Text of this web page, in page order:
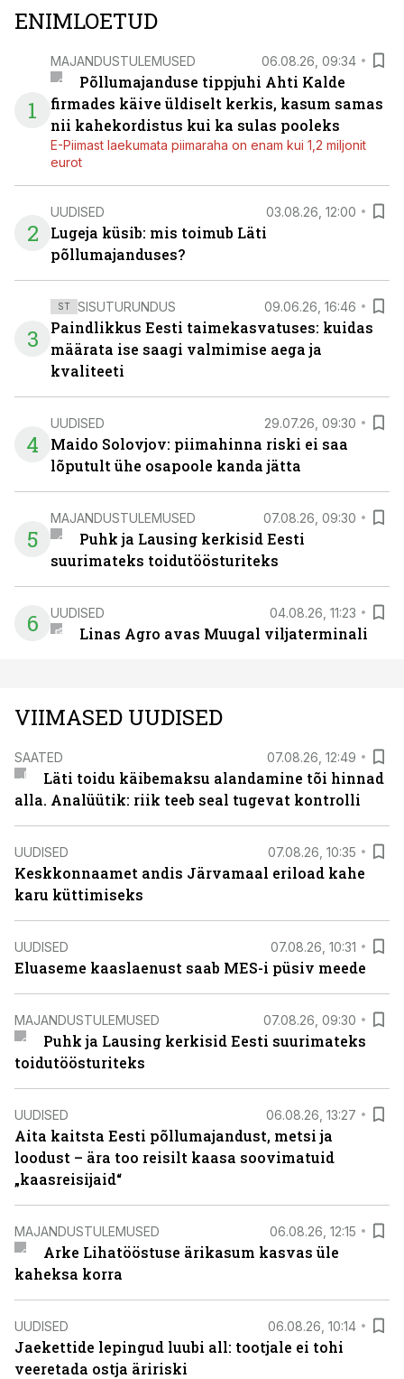
ENIMLOETUD
1
MAJANDUSTULEMUSED 06.08.26, 09:34
Põllumajanduse tippjuhi Ahti Kalde
firmades käive üldiselt kerkis, kasum samas
nii kahekordistus kui ka sulas pooleks
E-Piimast laekumata piimaraha on enam kui 1,2 miljonit
eurot
2
UUDISED 03.08.26, 12:00
Lugeja küsib: mis toimub Läti
põllumajanduses?
3
ST SISUTURUNDUS 09.06.26, 16:46
Paindlikkus Eesti taimekasvatuses: kuidas
määrata ise saagi valmimise aega ja
kvaliteeti
4
UUDISED 29.07.26, 09:30
Maido Solovjov: piimahinna riski ei saa
lõputult ühe osapoole kanda jätta
5
MAJANDUSTULEMUSED 07.08.26, 09:30
Puhk ja Lausing kerkisid Eesti
suurimateks toidutöösturiteks
6 UUDISED 04.08.26, 11:23
Linas Agro avas Muugal viljaterminali
VIIMASED UUDISED
SAATED 07.08.26, 12:49
Läti toidu käibemaksu alandamine tõi hinnad
alla. Analüütik: riik teeb seal tugevat kontrolli
UUDISED 07.08.26, 10:35
Keskkonnaamet andis Järvamaal eriload kahe
karu küttimiseks
UUDISED 07.08.26, 10:31
Eluaseme kaaslaenust saab MES-i püsiv meede
MAJANDUSTULEMUSED 07.08.26, 09:30
Puhk ja Lausing kerkisid Eesti suurimateks
toidutöösturiteks
UUDISED 06.08.26, 13:27
Aita kaitsta Eesti põllumajandust, metsi ja
loodust – ära too reisilt kaasa soovimatuid
„kaasreisijaid“
MAJANDUSTULEMUSED 06.08.26, 12:15
Arke Lihatööstuse ärikasum kasvas üle
kaheksa korra
UUDISED 06.08.26, 10:14
Jaekettide lepingud luubi all: tootjale ei tohi
veeretada ostja äririski